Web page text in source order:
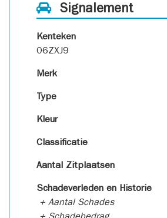
Signalement
Kenteken
06ZXJ9
Merk
Type
Kleur
Classificatie
Aantal Zitplaatsen
Schadeverleden en Historie
+ Aantal Schades